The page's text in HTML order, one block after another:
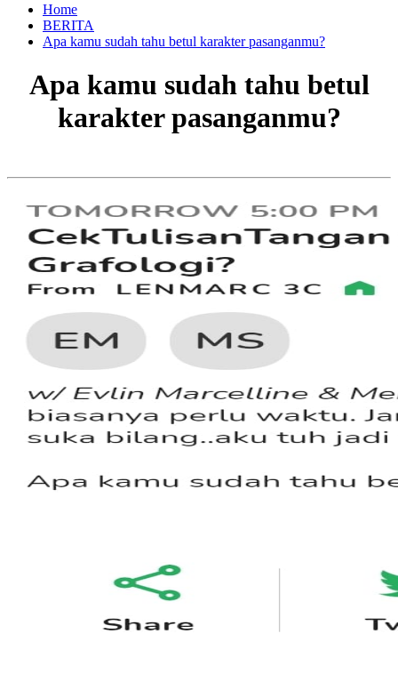
Home
BERITA
Apa kamu sudah tahu betul karakter pasanganmu?
Apa kamu sudah tahu betul
karakter pasanganmu?